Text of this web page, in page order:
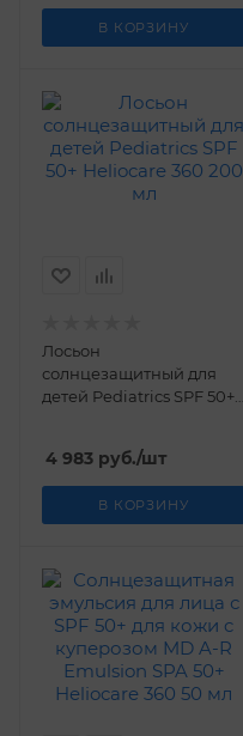
В КОРЗИНУ
Лосьон
солнцезащитный для
детей Pediatrics SPF 50+
4 983 руб./шт
В КОРЗИНУ